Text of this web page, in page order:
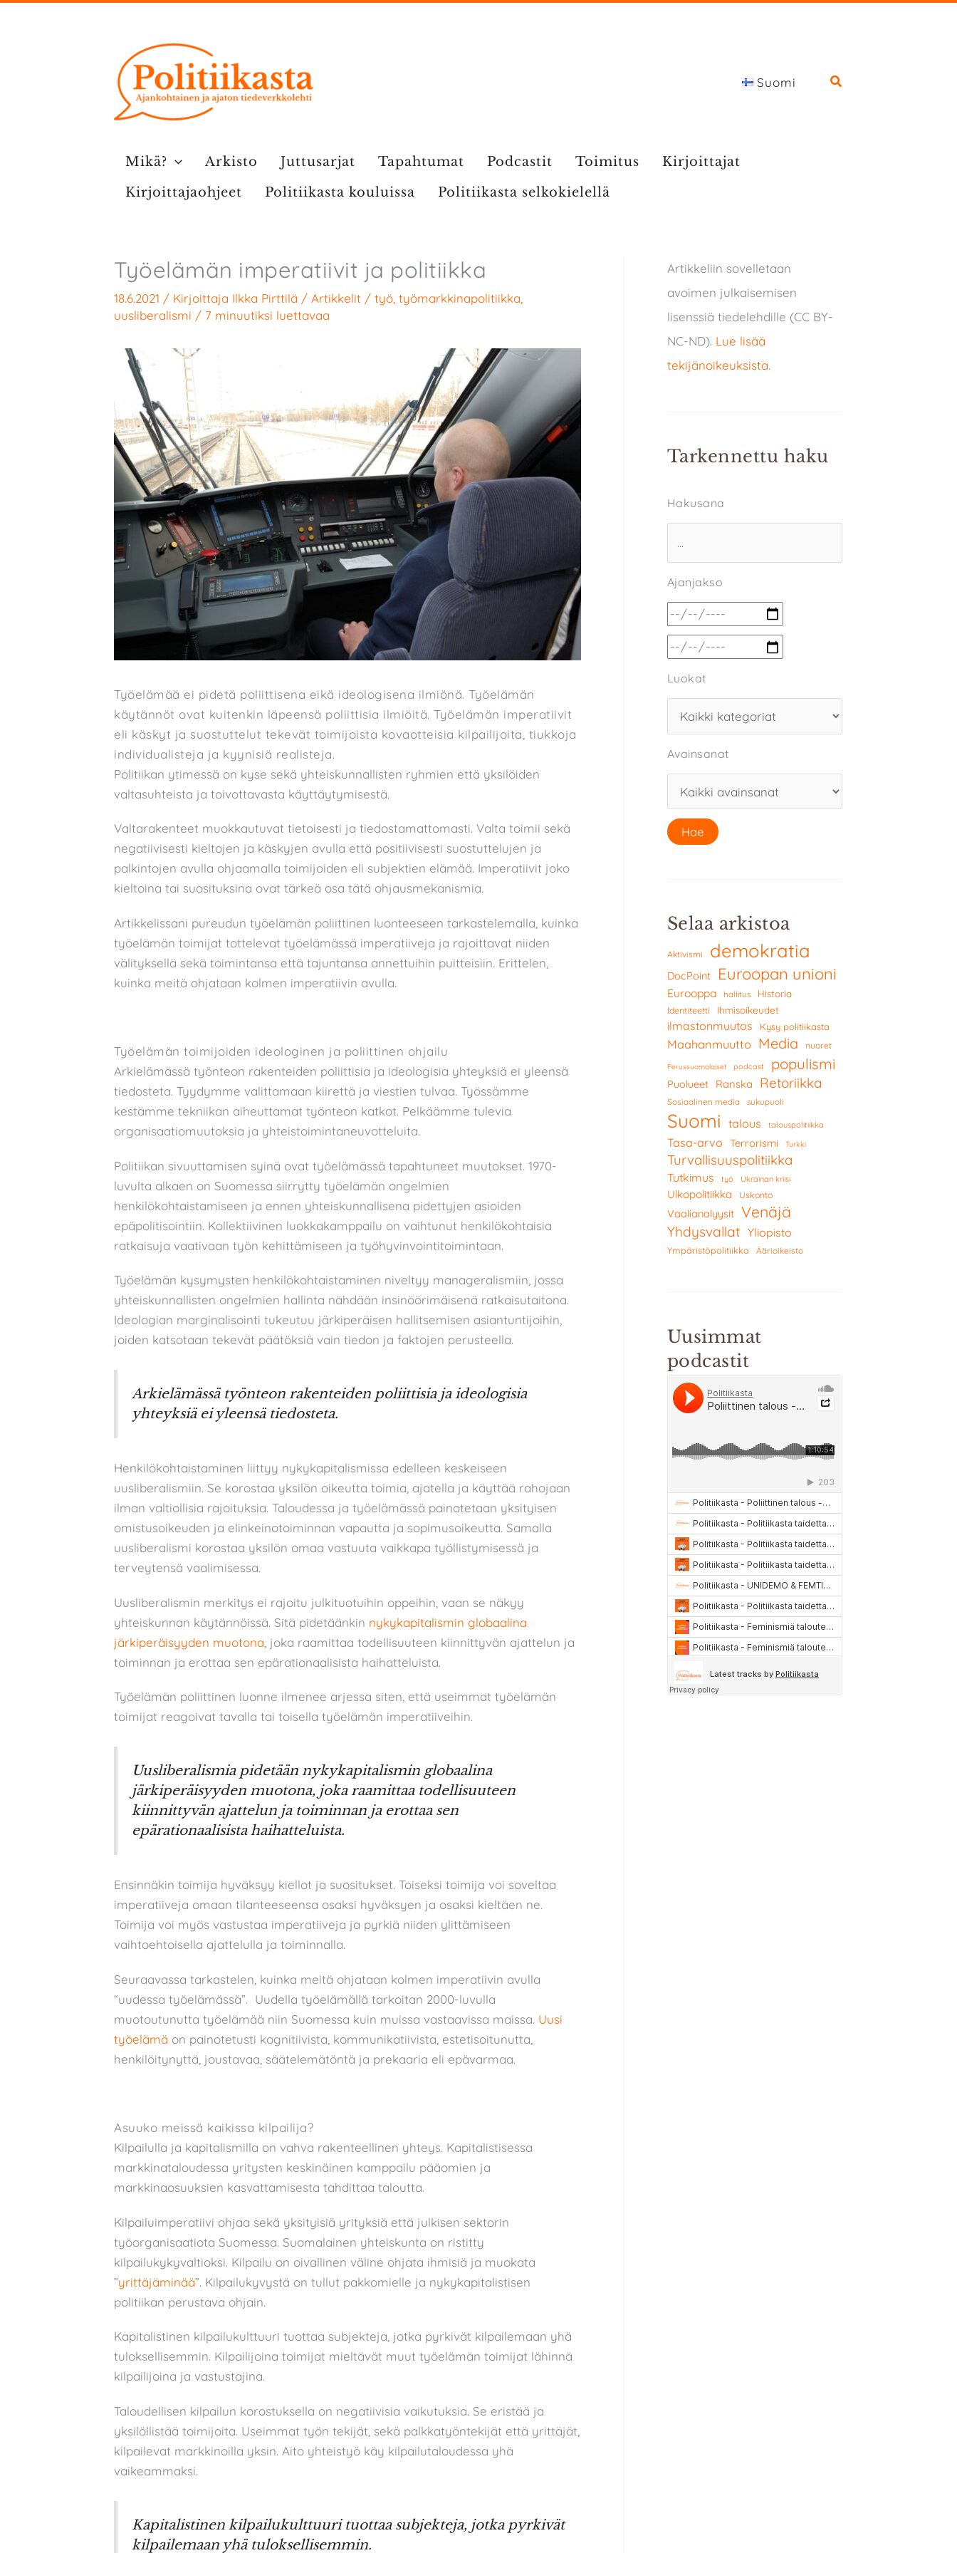
Suomi
Mikä? Arkisto Juttusarjat Tapahtumat Podcastit Toimitus
Kirjoittajat
Kirjoittajaohjeet
Politiikasta kouluissa Politiikasta selkokielellä
Työelämän imperatiivit ja politiikka
18.6.2021 / Kirjoittaja Ilkka Pirttilä / Artikkelit / työ työmarkkinapolitiikka
uusliberalismi / 7 minuutiksi luettavaa
Työelämää ei pidetä poliittisena eikä ideologisena ilmiönä. Työelämän
käytännöt ovat kuitenkin läpeensä poliittisia ilmiöitä. Työelämän imperatiivit
eli käskyt ja suostuttelut tekevät toimijoista kovaotteisia kilpailijoita, tiukkoja
individualisteja ja kyynisiä realisteja.
Politiikan ytimessä on kyse sekä yhteiskunnallisten ryhmien että yksilöiden
valtasuhteista ja toivottavasta käyttäytymisestä.
Valtarakenteet muokkautuvat tietoisesti ja tiedostamattomasti. Valta toimii sekä
negatiivisesti kieltojen ja käskyjen avulla että positiivisesti suostuttelujen ja
palkintojen avulla ohjaamalla toimijoiden eli subjektien elämää. Imperatiivit joko
kieltoina tai suosituksina ovat tärkeä osa tätä ohjausmekanismia.
Artikkelissani pureudun työelämän poliittinen luonteeseen tarkastelemalla, kuinka
työelämän toimijat tottelevat työelämässä imperatiiveja ja rajoittavat niiden
välityksellä sekä toimintansa että tajuntansa annettuihin puitteisiin. Erittelen,
kuinka meitä ohjataan kolmen imperatiivin avulla.
Työelämän toimijoiden ideologinen ja poliittinen ohjailu
Arkielämässä työnteon rakenteiden poliittisia ja ideologisia yhteyksiä ei yleensä
tiedosteta. Tyydymme valittamaan kiirettä ja viestien tulvaa. Työssämme
kestämme tekniikan aiheuttamat työnteon katkot. Pelkäämme tulevia
organisaatiomuutoksia ja yhteistoimintaneuvotteluita.
Politiikan sivuuttamisen syinä ovat työelämässä tapahtuneet muutokset. 1970-
luvulta alkaen on Suomessa siirrytty työelämän ongelmien
henkilökohtaistamiseen ja ennen yhteiskunnallisena pidettyjen asioiden
epäpolitisointiin. Kollektiivinen luokkakamppailu on vaihtunut henkilökohtaisia
ratkaisuja vaativaan työn kehittämiseen ja työhyvinvointitoimintaan.
Työelämän kysymysten henkilökohtaistaminen niveltyy manageralismiin, jossa
yhteiskunnallisten ongelmien hallinta nähdään insinöörimäisenä ratkaisutaitona.
Ideologian marginalisointi tukeutuu järkiperäisen hallitsemisen asiantuntijoihin,
joiden katsotaan tekevät päätöksiä vain tiedon ja faktojen perusteella.
Arkielämässä työnteon rakenteiden poliittisia ja ideologisia
yhteyksiä ei yleensä tiedosteta.
Henkilökohtaistaminen liittyy nykykapitalismissa edelleen keskeiseen
uusliberalismiin. Se korostaa yksilön oikeutta toimia, ajatella ja käyttää rahojaan
ilman valtiollisia rajoituksia. Taloudessa ja työelämässä painotetaan yksityisen
omistusoikeuden ja elinkeinotoiminnan vapautta ja sopimusoikeutta. Samalla
uusliberalismi korostaa yksilön omaa vastuuta vaikkapa työllistymisessä ja
terveytensä vaalimisessa.
Uusliberalismin merkitys ei rajoitu julkituotuihin oppeihin, vaan se näkyy
yhteiskunnan käytännöissä. Sitä pidetäänkin nykykapitalismin globaalina
järkiperäisyyden muotona , joka raamittaa todellisuuteen kiinnittyvän ajattelun ja
toiminnan ja erottaa sen epärationaalisista haihatteluista.
Työelämän poliittinen luonne ilmenee arjessa siten, että useimmat työelämän
toimijat reagoivat tavalla tai toisella työelämän imperatiiveihin.
Uusliberalismia pidetään nykykapitalismin globaalina
järkiperäisyyden muotona, joka raamittaa todellisuuteen
kiinnittyvän ajattelun ja toiminnan ja erottaa sen
epärationaalisista haihatteluista.
Ensinnäkin toimija hyväksyy kiellot ja suositukset. Toiseksi toimija voi soveltaa
imperatiiveja omaan tilanteeseensa osaksi hyväksyen ja osaksi kieltäen ne.
Toimija voi myös vastustaa imperatiiveja ja pyrkiä niiden ylittämiseen
vaihtoehtoisella ajattelulla ja toiminnalla.
Seuraavassa tarkastelen, kuinka meitä ohjataan kolmen imperatiivin avulla
“uudessa työelämässä”. Uudella työelämällä tarkoitan 2000-luvulla
muotoutunutta työelämää niin Suomessa kuin muissa vastaavissa maissa. Uusi
työelämä on painotetusti kognitiivista, kommunikatiivista, estetisoitunutta,
henkilöitynyttä, joustavaa, säätelemätöntä ja prekaaria eli epävarmaa.
Asuuko meissä kaikissa kilpailija?
Kilpailulla ja kapitalismilla on vahva rakenteellinen yhteys. Kapitalistisessa
markkinataloudessa yritysten keskinäinen kamppailu pääomien ja
markkinaosuuksien kasvattamisesta tahdittaa taloutta.
Kilpailuimperatiivi ohjaa sekä yksityisiä yrityksiä että julkisen sektorin
työorganisaatiota Suomessa. Suomalainen yhteiskunta on ristitty
kilpailukykyvaltioksi. Kilpailu on oivallinen väline ohjata ihmisiä ja muokata
”yrittäjäminää”. Kilpailukyvystä on tullut pakkomielle ja nykykapitalistisen
politiikan perustava ohjain.
Kapitalistinen kilpailukulttuuri tuottaa subjekteja, jotka pyrkivät kilpailemaan yhä
tuloksellisemmin. Kilpailijoina toimijat mieltävät muut työelämän toimijat lähinnä
kilpailijoina ja vastustajina.
Taloudellisen kilpailun korostuksella on negatiivisia vaikutuksia. Se eristää ja
yksilöllistää toimijoita. Useimmat työn tekijät, sekä palkkatyöntekijät että yrittäjät,
kilpailevat markkinoilla yksin. Aito yhteistyö käy kilpailutaloudessa yhä
vaikeammaksi.
Kapitalistinen kilpailukulttuuri tuottaa subjekteja, jotka pyrkivät
kilpailemaan yhä tuloksellisemmin.
Artikkeliin sovelletaan
avoimen julkaisemisen
lisenssiä tiedelehdille (CC BY-
NC-ND). Lue lisää
tekijänoikeuksista.
Tarkennettu haku
Hakusana
Ajanjakso
Luokat
Avainsanat
Selaa arkistoa
Aktivismi demokratia
DocPoint Euroopan unioni
Eurooppa hallitus Historia
Identiteetti Ihmisoikeudet
ilmastonmuutos Kysy politiikasta
Maahanmuutto Media nuoret
Perussuomalaiset podcast populismi
Puolueet Ranska Retoriikka
Sosiaalinen media sukupuoli
Suomi talous talouspolitiikka
Tasa-arvo Terrorismi Turkki
Turvallisuuspolitiikka
Tutkimus työ Ukrainan kriisi
Ulkopolitiikka Uskonto
Vaalianalyysit Venäjä
Yhdysvallat Yliopisto
Ympäristöpolitiikka Äärioikeisto
Uusimmat
podcastit